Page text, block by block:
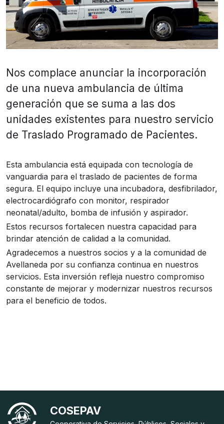
Nos complace anunciar la incorporación
de una nueva ambulancia de última
generación que se suma a las dos
unidades existentes para nuestro servicio
de Traslado Programado de Pacientes.
Esta ambulancia está equipada con tecnología de
vanguardia para el traslado de pacientes de forma
segura. El equipo incluye una incubadora, desfibrilador,
electrocardiógrafo con monitor, respirador
neonatal/adulto, bomba de infusión y aspirador.
Estos recursos fortalecen nuestra capacidad para
brindar atención de calidad a la comunidad.
Agradecemos a nuestros socios y a la comunidad de
Avellaneda por su confianza continua en nuestros
servicios. Esta inversión refleja nuestro compromiso
constante de mejorar y modernizar nuestros recursos
para el beneficio de todos.
COSEPAV